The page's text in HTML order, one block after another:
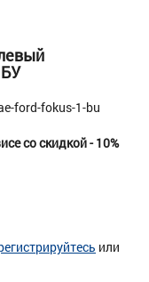
ford-fokus-1-bu
со скидкой - 10%
или